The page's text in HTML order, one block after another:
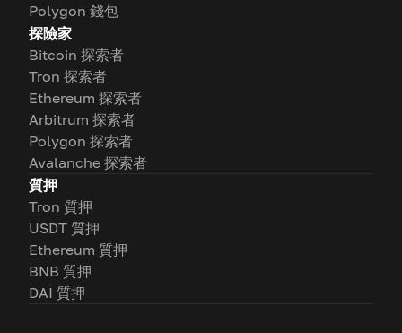
Polygon 錢包
探險家
Bitcoin 探索者
Tron 探索者
Ethereum 探索者
Arbitrum 探索者
Polygon 探索者
Avalanche 探索者
質押
Tron 質押
USDT 質押
Ethereum 質押
BNB 質押
DAI 質押